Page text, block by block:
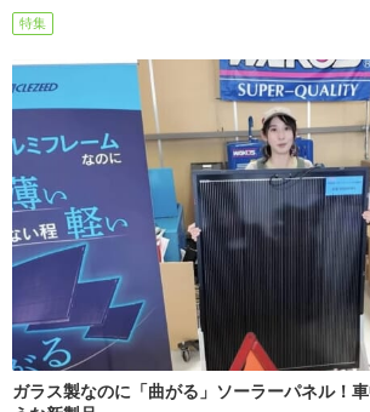
特集
ガラス製なのに「曲がる」ソーラーパネル！